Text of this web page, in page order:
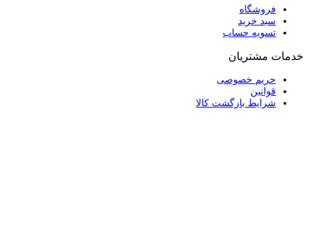
فروشگاه
سبد خرید
تسویه حساب
خدمات مشتریان
حریم خصوصی
قوانین
شرایط بازگشت کالا